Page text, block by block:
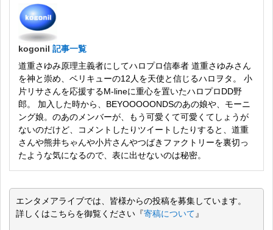
kogonil 記事一覧
道重さゆみ原理主義者にしてハロプロ信奉者 道重さゆみさん
を神と崇め、ベリキューの12人を天使と信じるハロヲタ。 小
片リサさんを応援するM-lineに重心を置いたハロプロDD野
郎。 加入した時から、BEYOOOOONDSのあの娘や、モーニ
ング娘。のあのメンバーが、もう可愛くて可愛くてしょうが
ないのだけど、コメントしたりツイートしたりすると、道重
さんや熊井ちゃんや小片さんやつばきファクトリーを裏切っ
たような気になるので、表に出せないのは秘密。
エンタメアライブでは、皆様からの投稿を募集しています。
詳しくはこちらを御覧ください『寄稿について』